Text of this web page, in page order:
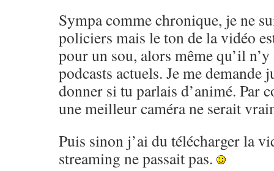
Sympa comme chronique, je ne
policiers mais le ton de la vidéo
pour un sou, alors même qu’il
podcasts actuels. Je me demande
donner si tu parlais d’animé. Par
une meilleur caméra ne serait
Puis sinon j’ai du télécharger la
streaming ne passait pas.